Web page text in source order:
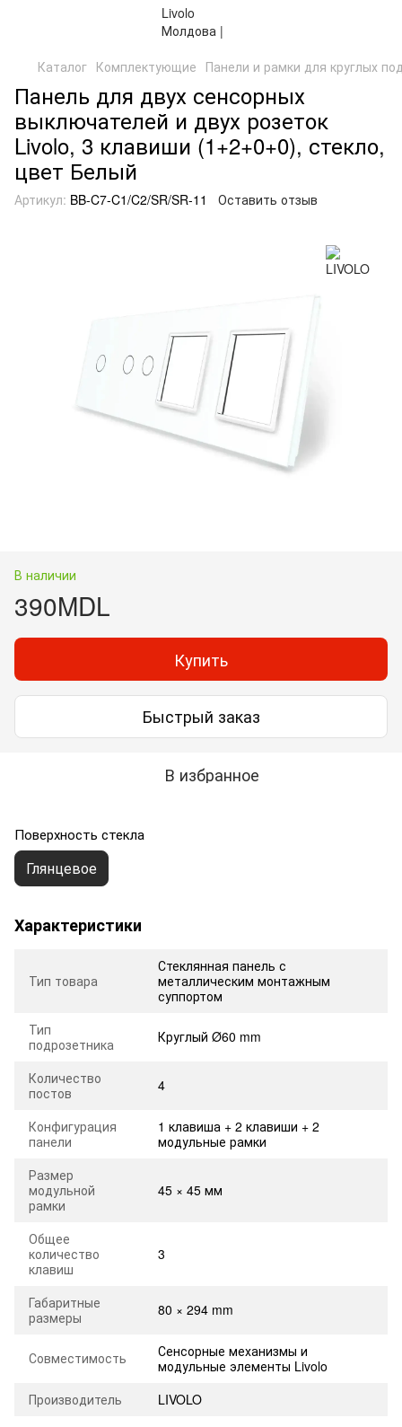
Каталог Комплектующие Панели и рамки для круглых
Панель для двух сенсорных
выключателей и двух розеток
Livolo, 3 клавиши (1+2+0+0), стекло,
цвет Белый
Артикул: BB-C7-C1/C2/SR/SR-11 Оставить отзыв
В наличии
390MDL
Купить
Быстрый заказ
В избранное
Поверхность стекла
Глянцевое
Характеристики
Тип товара
Стеклянная панель с
металлическим монтажным
суппортом
Тип
подрозетника
Круглый Ø60 mm
Количество
постов
4
Конфигурация
панели
1 клавиша + 2 клавиши + 2
модульные рамки
Размер
модульной
рамки
45 × 45 мм
Общее
количество
клавиш
3
Габаритные
размеры
80 × 294 mm
Совместимость
Сенсорные механизмы и
модульные элементы Livolo
Производитель
LIVOLO